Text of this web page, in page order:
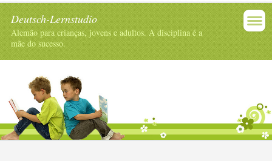
Deutsch-Lernstudio
Alemão para crianças, jovens e adultos. A disciplina é a
mãe do sucesso.